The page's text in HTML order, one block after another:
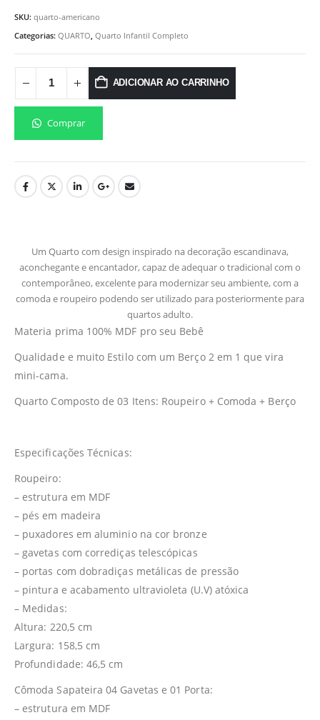
SKU: quarto-americano
Categorias: QUARTO, Quarto Infantil Completo
ADICIONAR AO CARRINHO
Comprar
Um Quarto com design inspirado na decoração escandinava,
aconchegante e encantador, capaz de adequar o tradicional com o
contemporâneo, excelente para modernizar seu ambiente, com a
comoda e roupeiro podendo ser utilizado para posteriormente para
quartos adulto.
Materia prima 100% MDF pro seu Bebê
Qualidade e muito Estilo com um Berço 2 em 1 que vira
mini-cama.
Quarto Composto de 03 Itens: Roupeiro + Comoda + Berço
Especificações Técnicas:
Roupeiro:
– estrutura em MDF
– pés em madeira
– puxadores em aluminio na cor bronze
– gavetas com corrediças telescópicas
– portas com dobradiças metálicas de pressão
– pintura e acabamento ultravioleta (U.V) atóxica
– Medidas:
Altura: 220,5 cm
Largura: 158,5 cm
Profundidade: 46,5 cm
Cômoda Sapateira 04 Gavetas e 01 Porta:
– estrutura em MDF